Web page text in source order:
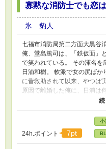
寡黙な消防士でも恋
氷 豹人
七福市消防局第二方面大黒谷
俺、堂島篤司は、「鉄仮面」
で笑われている。 その渾名を
日浦和樹。 軟派で女の尻ば
に昔救助されて以来、やつは
原因で離婚した俺に、日浦は
R18には※しています。 【完
講談社 日明恩 「東京消防
ために」 講談社 岩貞るみ
しました
24h.ポイント 7pt
小
BL